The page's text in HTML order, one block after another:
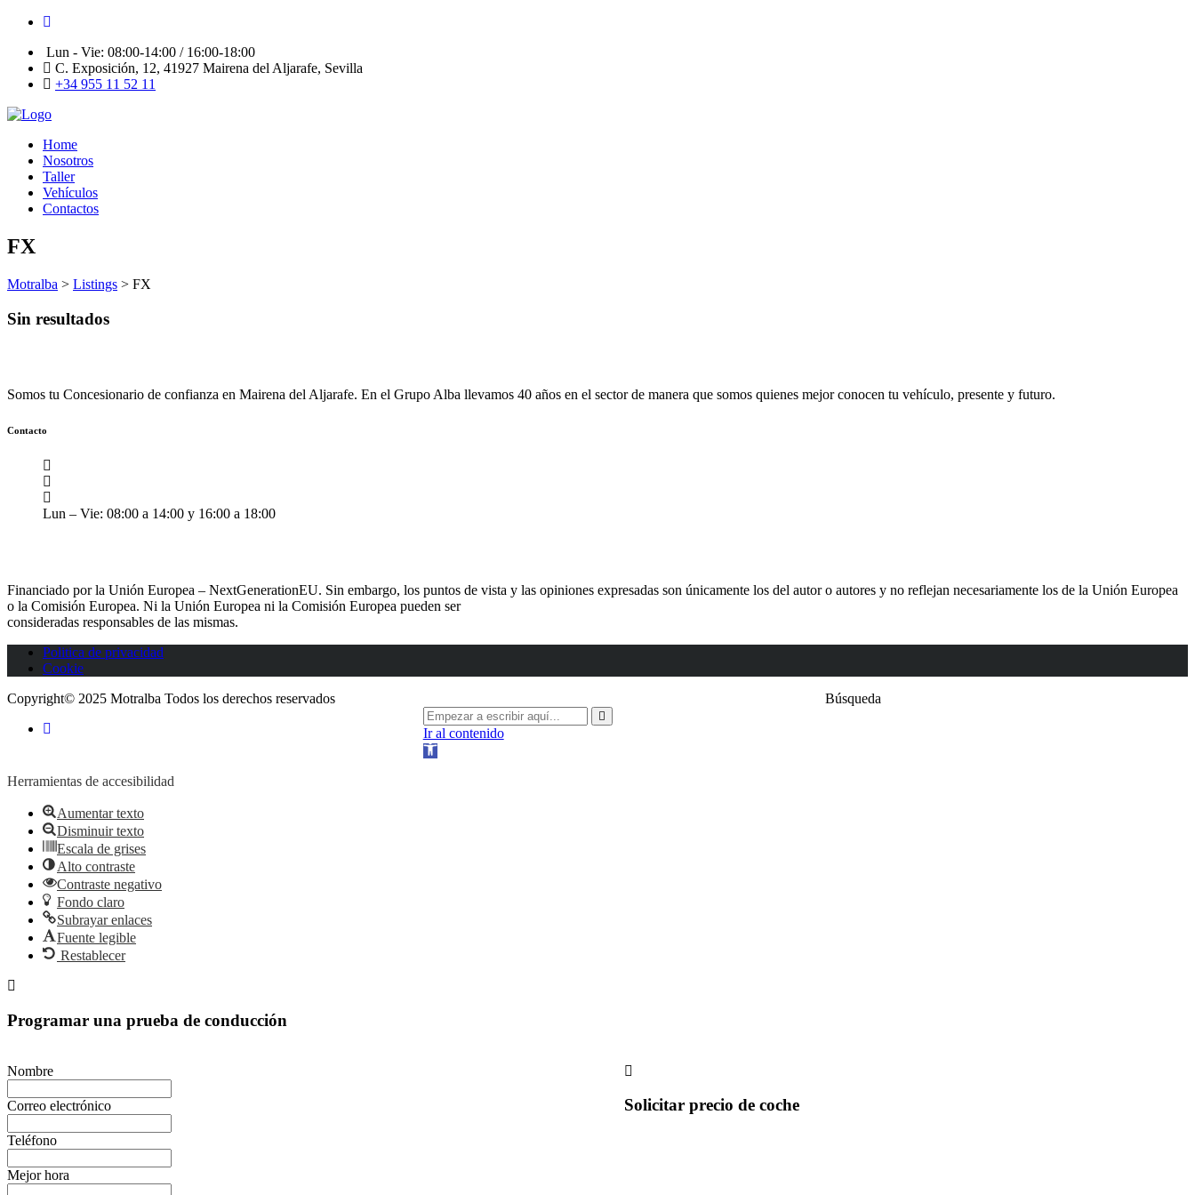
Lun - Vie: 08:00-14:00 / 16:00-18:00
C. Exposición, 12, 41927 Mairena del Aljarafe, Sevilla
+34 955 11 52 11
Home
Nosotros
Taller
Vehículos
Contactos
FX
Motralba > Listings > FX
Sin resultados
Somos tu Concesionario de confianza en Mairena del Aljarafe. En el Grupo Alba llevamos 40 años en el sector de manera que somos quienes mejor conocen tu vehículo, presente y futuro.
Contacto
Lun – Vie: 08:00 a 14:00 y 16:00 a 18:00
Financiado por la Unión Europea – NextGenerationEU. Sin embargo, los puntos de vista y las opiniones expresadas son únicamente los del autor o autores y no reflejan necesariamente los de la Unión Europea
o la Comisión Europea. Ni la Unión Europea ni la Comisión Europea pueden ser
consideradas responsables de las mismas.
Politica de privacidad
Cookie
Copyright© 2025 Motralba Todos los derechos reservados
Búsqueda
Ir al contenido
Abrir
Herramientas de accesibilidad
Aumentar texto
Disminuir texto
Escala de grises
Alto contraste
Contraste negativo
Fondo claro
Subrayar enlaces
Fuente legible
Restablecer
Programar una prueba de conducción
Nombre
Correo electrónico
Teléfono
Mejor hora
Solicitar precio de coche